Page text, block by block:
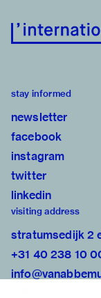
stay informed
newsletter
facebook
instagram
twitter
linkedin
visiting address
stratumsedijk 2
+31 40 238 10